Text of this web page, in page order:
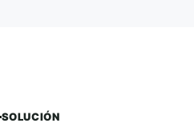
SOLUCIÓN